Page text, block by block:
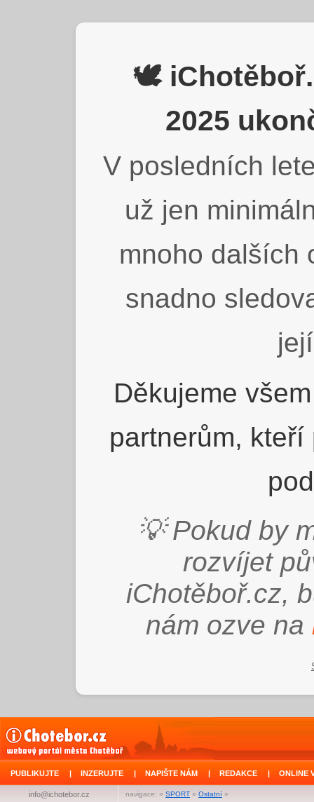
🕊️
2025
V posledních
už jen
mnoho dalších
snadno
Děkujeme
partnerům,
💡 Pokud by
rozvíjet
iChotěboř.cz,
nám ozve na
PUBLIKUJTE | INZERUJTE | NAPIŠTE NÁM | REDAKCE | ONLINE
navigace: » SPORT » Ostatní »
info@ichotebor.cz